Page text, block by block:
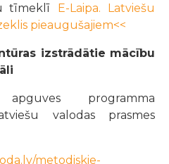
tīmeklī
E-Laipa. Latviešu
pieaugušajiem<<
izstrādātie mācību
programma
valodas prasmes
metodiskie-